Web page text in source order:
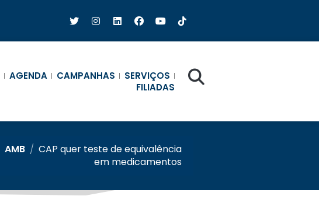
AGENDA CAMPANHAS
SERVIÇOS
FILIADAS
AMB / CAP quer teste de equivalência
em medicamentos